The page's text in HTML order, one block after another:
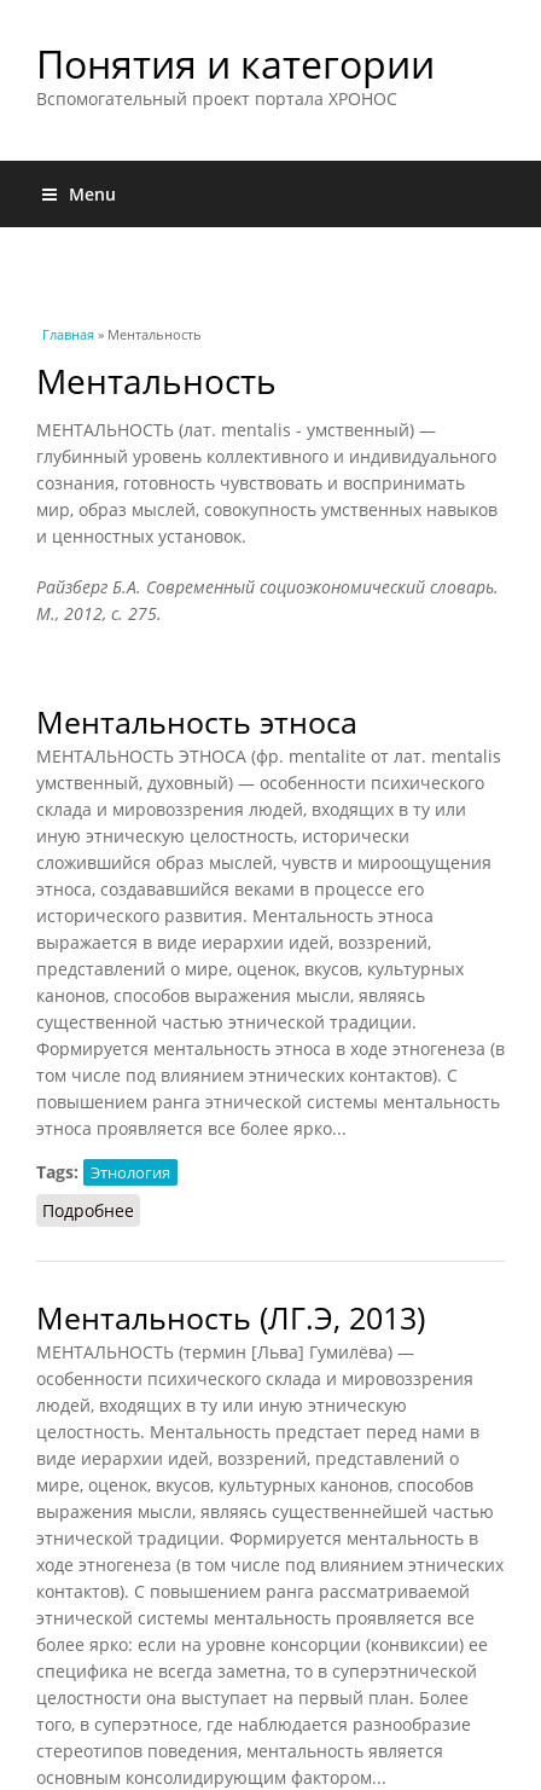
Понятия и категории
Вспомогательный проект портала ХРОНОС
Menu
Вы здесь
Главная » Ментальность
Ментальность
МЕНТАЛЬНОСТЬ (лат. mentalis - умственный) —
глубинный уровень коллективного и индивидуального
сознания, готовность чувствовать и воспринимать
мир, образ мыслей, совокупность умственных навыков
и ценностных установок.
Райзберг Б.А. Современный социоэкономический словарь.
М., 2012, с. 275.
Ментальность этноса
МЕНТАЛЬНОСТЬ ЭТНОСА (фр. mentalite от лат. mentalis
умственный, духовный) — особенности психического
склада и мировоззрения людей, входящих в ту или
иную этническую целостность, исторически
сложившийся образ мыслей, чувств и мироощущения
этноса, создававшийся веками в процессе его
исторического развития. Ментальность этноса
выражается в виде иерархии идей, воззрений,
представлений о мире, оценок, вкусов, культурных
канонов, способов выражения мысли, являясь
существенной частью этнической традиции.
Формируется ментальность этноса в ходе этногенеза (в
том числе под влиянием этнических контактов). С
повышением ранга этнической системы ментальность
этноса проявляется все более ярко...
Tags:
Этнология
Подробнее
Ментальность (ЛГ.Э, 2013)
МЕНТАЛЬНОСТЬ (термин [Льва] Гумилёва) —
особенности психического склада и мировоззрения
людей, входящих в ту или иную этническую
целостность. Ментальность предстает перед нами в
виде иерархии идей, воззрений, представлений о
мире, оценок, вкусов, культурных канонов, способов
выражения мысли, являясь существеннейшей частью
этнической традиции. Формируется ментальность в
ходе этногенеза (в том числе под влиянием этнических
контактов). С повышением ранга рассматриваемой
этнической системы ментальность проявляется все
более ярко: если на уровне консорции (конвиксии) ее
специфика не всегда заметна, то в суперэтнической
целостности она выступает на первый план. Более
того, в суперэтносе, где наблюдается разнообразие
стереотипов поведения, ментальность является
основным консолидирующим фактором...